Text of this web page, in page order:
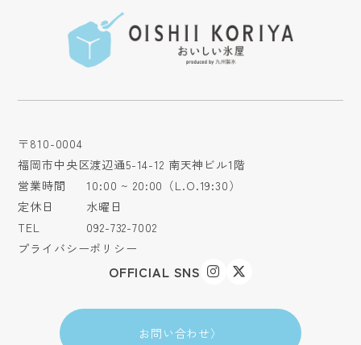
〒810-0004
福岡市中央区渡辺通5-14-12 南天神ビル1階
営業時間
10:00 ~ 20:00（L.O.19:30）
定休日
水曜日
TEL
092-732-7002
プライバシーポリシー
OFFICIAL SNS
お問い合わせ〉